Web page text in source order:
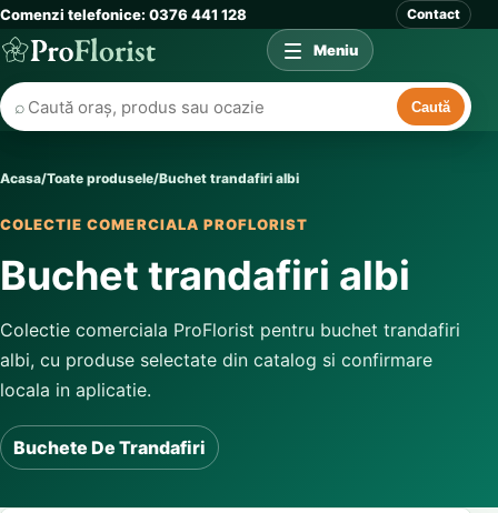
Comenzi telefonice: 0376 441 128 Contact
⌕ Caută
Meniu
Acasa/Toate produsele/Buchet trandafiri albi
COLECTIE COMERCIALA PROFLORIST
Buchet trandafiri albi
Colectie comerciala ProFlorist pentru buchet trandafiri
albi, cu produse selectate din catalog si confirmare
locala in aplicatie.
Buchete De Trandafiri